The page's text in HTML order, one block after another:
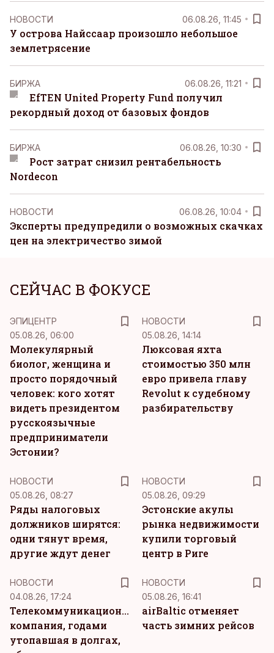
НОВОСТИ 06.08.26, 11:45
У острова Найссаар произошло небольшое
землетрясение
БИРЖА 06.08.26, 11:21
EfTEN United Property Fund получил
рекордный доход от базовых фондов
БИРЖА 06.08.26, 10:30
Рост затрат снизил рентабельность
Nordecon
НОВОСТИ 06.08.26, 10:04
Эксперты предупредили о возможных скачках
цен на электричество зимой
СЕЙЧАС В ФОКУСЕ
ЭПИЦЕНТР
05.08.26, 06:00
Молекулярный
биолог, женщина и
просто порядочный
человек: кого хотят
видеть президентом
русскоязычные
предприниматели
Эстонии?
НОВОСТИ
05.08.26, 14:14
Люксовая яхта
стоимостью 350 млн
евро привела главу
Revolut к судебному
разбирательству
НОВОСТИ
05.08.26, 08:27
Ряды налоговых
должников ширятся:
одни тянут время,
другие ждут денег
НОВОСТИ
05.08.26, 09:29
Эстонские акулы
рынка недвижимости
купили торговый
центр в Риге
НОВОСТИ
04.08.26, 17:24
Телекоммуникационная
компания, годами
утопавшая в долгах,
НОВОСТИ
05.08.26, 16:41
airBaltic отменяет
часть зимних рейсов